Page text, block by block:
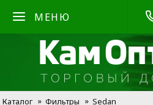
МЕНЮ
Каталог Фильтры
Sedan